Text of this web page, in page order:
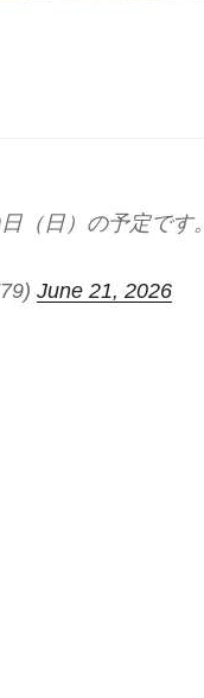
（日）の予定です。
June 21, 2026